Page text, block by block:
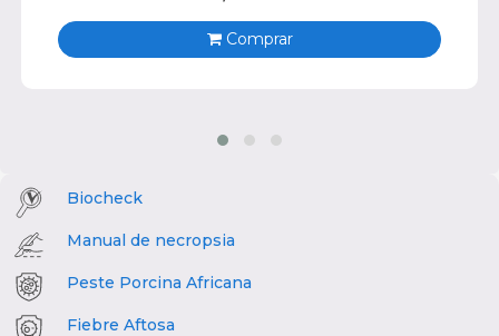
Comprar
Biocheck
Manual de necropsia
Peste Porcina Africana
Fiebre Aftosa